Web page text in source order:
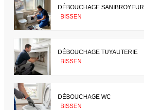
DÉBOUCHAGE SANIBROYEUR
BISSEN
DÉBOUCHAGE TUYAUTERIE
BISSEN
DÉBOUCHAGE WC
BISSEN